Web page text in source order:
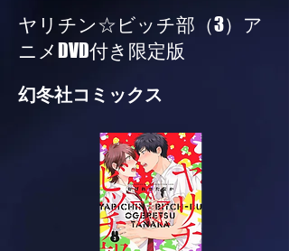
ヤリチン☆ビッチ部（3）ア
ニメDVD付き限定版
幻冬社コミックス